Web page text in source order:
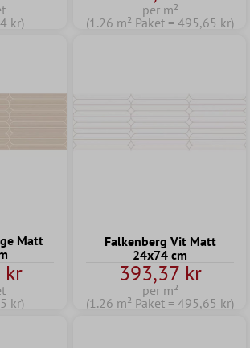
kr)
per m²
(1.26 m² Paket = 495,65 kr)
Matt
kr
kr)
Falkenberg Vit Matt
24x74 cm
393,37 kr
per m²
(1.26 m² Paket = 495,65 kr)